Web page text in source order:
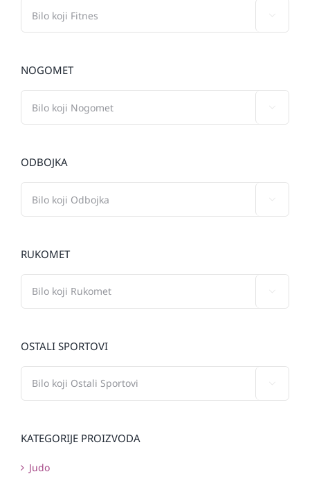
NOGOMET
ODBOJKA
RUKOMET
OSTALI SPORTOVI
KATEGORIJE PROIZVODA
Judo